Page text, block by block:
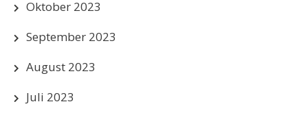
Oktober 2023
September 2023
August 2023
Juli 2023